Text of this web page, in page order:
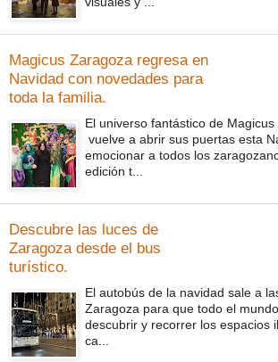
Magicus Zaragoza regresa en
Navidad con novedades para
toda la familia.
El universo fantástico de Magicus
vuelve a abrir sus puertas esta
emocionar a todos los
edición t...
Descubre las luces de
Zaragoza desde el bus
turístico.
El autobús de la navidad sale a
Zaragoza para que todo el
descubrir y recorrer los espacios
ca...